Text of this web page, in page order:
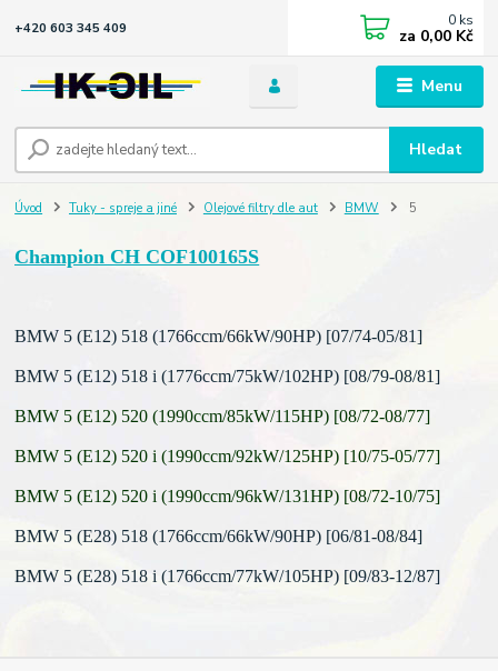
Menu
Hledat
+420 603 345 409 0 ks
za 0,00 Kč
Úvod Tuky - spreje a jiné Olejové filtry dle aut BMW 5
Champion CH COF100165S
BMW 5 (E12) 518 (1766ccm/66kW/90HP) [07/74-05/81]
BMW 5 (E12) 518 i (1776ccm/75kW/102HP) [08/79-08/81]
BMW 5 (E12) 520 (1990ccm/85kW/115HP) [08/72-08/77]
BMW 5 (E12) 520 i (1990ccm/92kW/125HP) [10/75-05/77]
BMW 5 (E12) 520 i (1990ccm/96kW/131HP) [08/72-10/75]
BMW 5 (E28) 518 (1766ccm/66kW/90HP) [06/81-08/84]
BMW 5 (E28) 518 i (1766ccm/77kW/105HP) [09/83-12/87]